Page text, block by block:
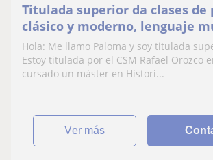
Titulada superior da clases de
clásico y moderno, lenguaje
preparación de pruebas
Hola: Me llamo Paloma y soy titulada
Estoy titulada por el CSM Rafael Orozco
cursado un máster en Histori...
ver más